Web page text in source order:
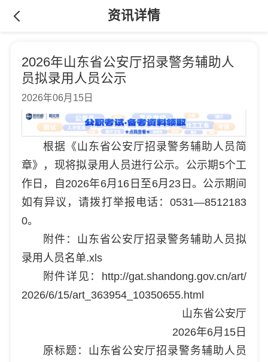
资讯详情
2026年山东省公安厅招录警务辅助人
员拟录用人员公示
2026年06月15日
根据《山东省公安厅招录警务辅助人员简
章》，现将拟录用人员进行公示。公示期5个工
作日，自2026年6月16日至6月23日。公示期间
如有异议，请拨打举报电话：0531—8512183
0。
附件：山东省公安厅招录警务辅助人员拟
录用人员名单.xls
附件详见：http://gat.shandong.gov.cn/art/
2026/6/15/art_363954_10350655.html
山东省公安厅
2026年6月15日
原标题：山东省公安厅招录警务辅助人员